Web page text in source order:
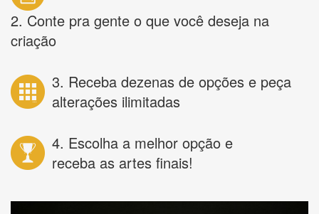
2. Conte pra gente o que você deseja na
criação
3. Receba dezenas de opções e peça
alterações ilimitadas
4. Escolha a melhor opção e
receba as artes finais!